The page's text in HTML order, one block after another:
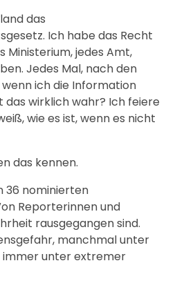
das
Ich habe das Recht
Ministerium, jedes Amt,
Jedes Mal, nach den
ich die Information
das wirklich wahr? Ich feiere
wie es ist, wenn es nicht
das kennen.
36 nominierten
Reporterinnen und
rausgegangen sind.
manchmal unter
unter extremer